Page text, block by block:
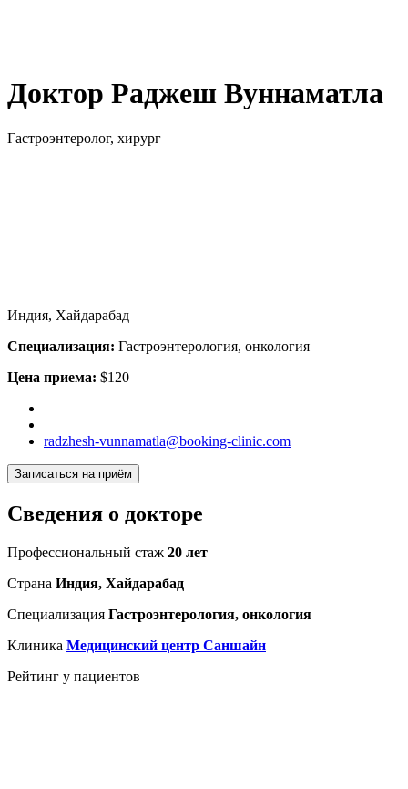
Доктор Раджеш Вуннаматла
Гастроэнтеролог, хирург
Индия, Хайдарабад
Специализация: Гастроэнтерология, онкология
Цена приема: $120
radzhesh-vunnamatla@booking-clinic.com
Записаться на приём
Сведения о докторе
Профессиональный стаж 20 лет
Страна Индия, Хайдарабад
Специализация Гастроэнтерология, онкология
Клиника Медицинский центр Саншайн
Рейтинг у пациентов